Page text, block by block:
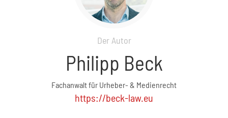
Der Autor
Philipp Beck
Fachanwalt für Urheber- & Medienrecht
https://beck-law.eu